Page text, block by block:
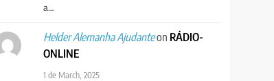
a…
Helder Alemanha Ajudanteon RÁDIO-
ONLINE
1 de March, 2025